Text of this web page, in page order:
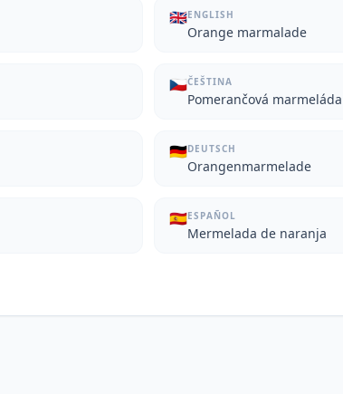
🇬🇧ENGLISH
Orange marmalade
🇨🇿ČEŠTINA
Pomerančová marmeláda
🇩🇪DEUTSCH
Orangenmarmelade
🇪🇸ESPAÑOL
Mermelada de naranja